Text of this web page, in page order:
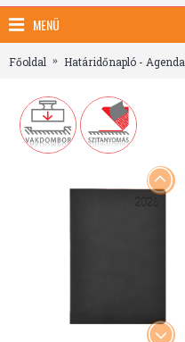
MENÜ
Főoldal Határidőnapló - Agenda